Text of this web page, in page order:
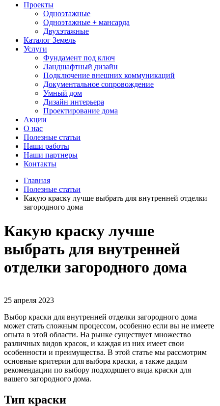
Проекты
Одноэтажные
Одноэтажные + мансарда
Двухэтажные
Каталог Земель
Услуги
Фундамент под ключ
Ландшафтный дизайн
Подключение внешних коммуникаций
Документальное сопровождение
Умный дом
Дизайн интерьера
Проектирование дома
Акции
О нас
Полезные статьи
Наши работы
Наши партнеры
Контакты
Главная
Полезные статьи
Какую краску лучше выбрать для внутренней отделки
загородного дома
Какую краску лучше
выбрать для внутренней
отделки загородного дома
25 апреля 2023
Выбор краски для внутренней отделки загородного дома
может стать сложным процессом, особенно если вы не имеете
опыта в этой области. На рынке существует множество
различных видов красок, и каждая из них имеет свои
особенности и преимущества. В этой статье мы рассмотрим
основные критерии для выбора краски, а также дадим
рекомендации по выбору подходящего вида краски для
вашего загородного дома.
Тип краски